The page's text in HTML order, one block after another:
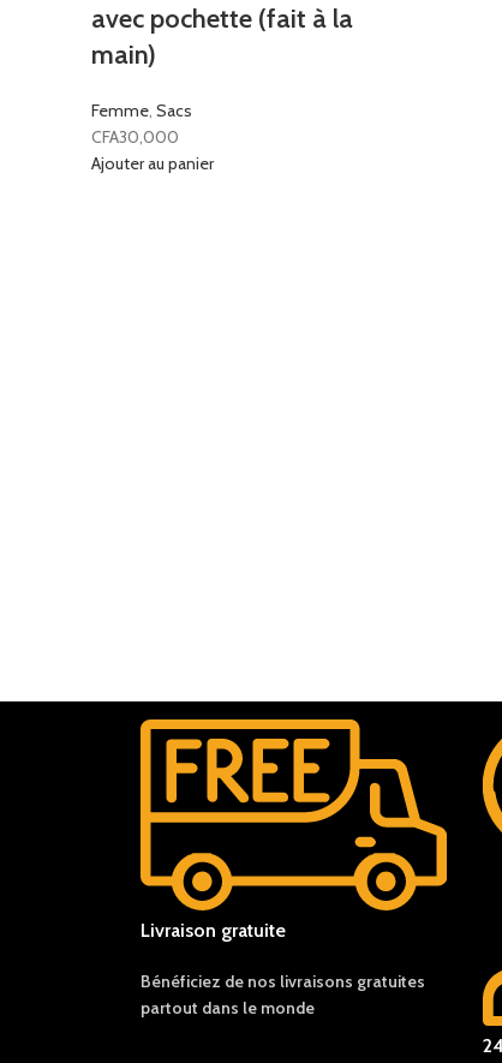
avec pochette (fait à la
main)
Femme, Sacs
CFA30,000
Ajouter au panier
Livraison gratuite
Bénéficiez de nos livraisons gratuites
partout dans le monde